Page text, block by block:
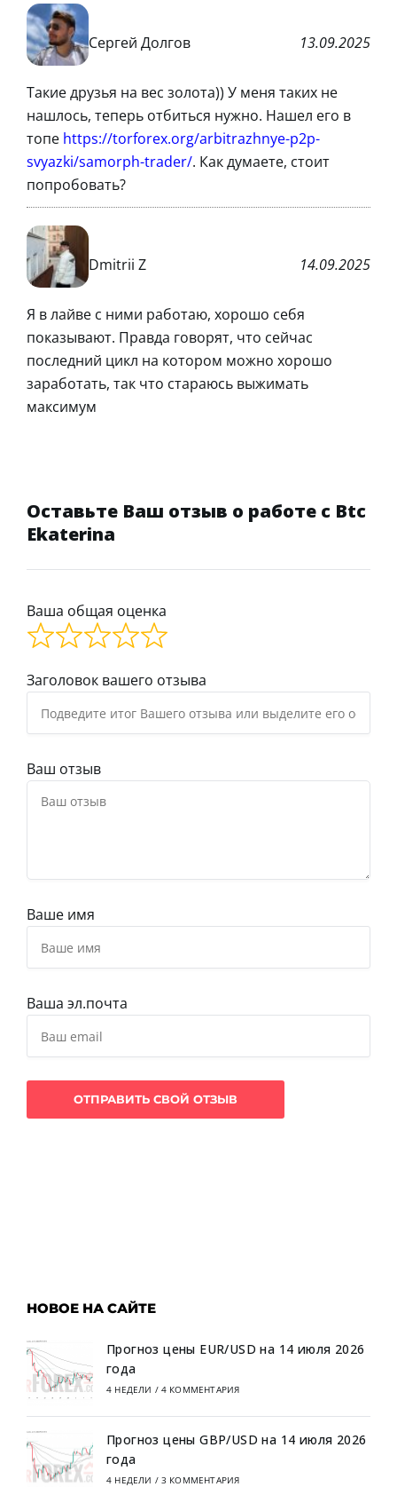
Сергей Долгов 13.09.2025
Такие друзья на вес золота)) У меня таких не
нашлось, теперь отбиться нужно. Нашел его в
топе https://torforex.org/arbitrazhnye-p2p-
svyazki/samorph-trader/. Как думаете, стоит
попробовать?
Dmitrii Z 14.09.2025
Я в лайве с ними работаю, хорошо себя
показывают. Правда говорят, что сейчас
последний цикл на котором можно хорошо
заработать, так что стараюсь выжимать
максимум
Оставьте Ваш отзыв о работе с Btc
Ekaterina
Ваша общая оценка
Заголовок вашего отзыва
Ваш отзыв
Ваше имя
Ваша эл.почта
НОВОЕ НА САЙТЕ
Прогноз цены EUR/USD на 14 июля 2026
года
4 НЕДЕЛИ / 4 КОММЕНТАРИЯ
Прогноз цены GBP/USD на 14 июля 2026
года
4 НЕДЕЛИ / 3 КОММЕНТАРИЯ